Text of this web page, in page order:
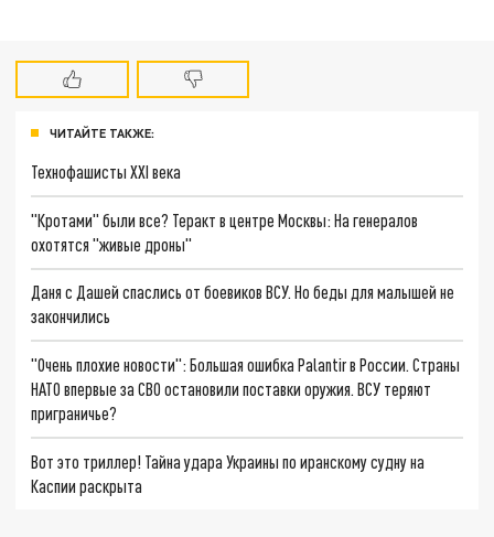
ЧИТАЙТЕ ТАКЖЕ:
Технофашисты XXI века
"Кротами" были все? Теракт в центре Москвы: На генералов
охотятся "живые дроны"
Даня с Дашей спаслись от боевиков ВСУ. Но беды для малышей не
закончились
"Очень плохие новости": Большая ошибка Palantir в России. Страны
НАТО впервые за СВО остановили поставки оружия. ВСУ теряют
приграничье?
Вот это триллер! Тайна удара Украины по иранскому судну на
Каспии раскрыта